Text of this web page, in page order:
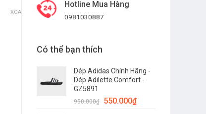
Hotline Mua Hàng
0981030887
Có thể bạn thích
Dép Adidas Chính Hãng -
Dép Adilette Comfort -
GZ5891
950.000₫ 550.000₫
XÓA